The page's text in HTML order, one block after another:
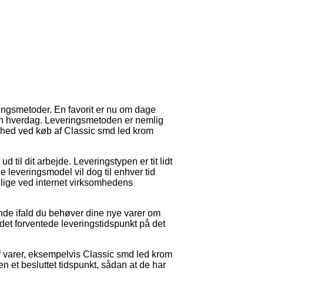
En favorit er nu om dage
hverdag. Leveringsmetoden er nemlig
ved køb af Classic smd led krom
til dit arbejde. Leveringstypen er tit lidt
leveringsmodel vil dog til enhver tid
ved internet virksomhedens
ifald du behøver dine nye varer om
forventede leveringstidspunkt på det
eksempelvis Classic smd led krom
et besluttet tidspunkt, sådan at de har